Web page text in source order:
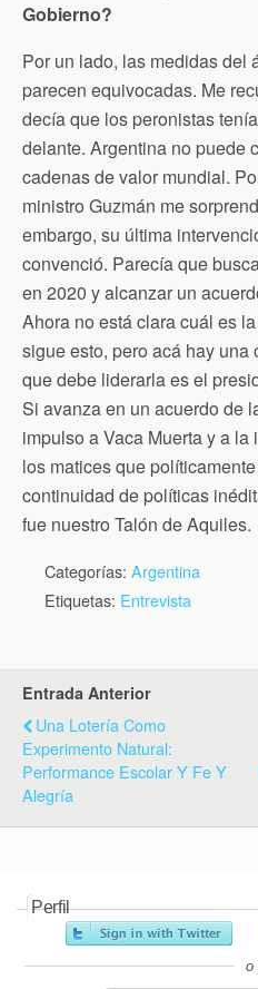
Gobierno?
Por un lado, las medidas del
parecen equivocadas. Me
decía que los peronistas
delante. Argentina no puede
cadenas de valor mundial.
ministro Guzmán me
embargo, su última
convenció. Parecía que
en 2020 y alcanzar un
Ahora no está clara cuál es
sigue esto, pero acá hay
que debe liderarla es el
Si avanza en un acuerdo de
impulso a Vaca Muerta y a
los matices que
continuidad de políticas
fue nuestro Talón de Aquiles.
Categorías: Argentina
Etiquetas: Entrevista
Entrada Anterior
Una Lotería Como
Experimento Natural:
Performance Escolar Y Fe Y
Alegría
Perfil
o